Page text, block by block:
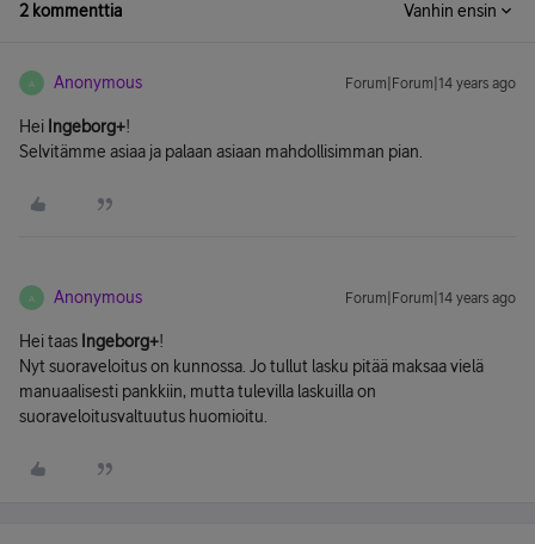
2 kommenttia Vanhin ensin
A Anonymous Forum|Forum|14 years ago
Hei Ingeborg+!
Selvitämme asiaa ja palaan asiaan mahdollisimman pian.
A Anonymous Forum|Forum|14 years ago
Hei taas Ingeborg+!
Nyt suoraveloitus on kunnossa. Jo tullut lasku pitää maksaa vielä
manuaalisesti pankkiin, mutta tulevilla laskuilla on
suoraveloitusvaltuutus huomioitu.